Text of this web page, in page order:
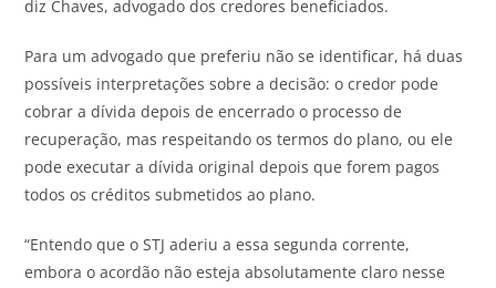
diz Chaves, advogado dos credores beneficiados.
Para um advogado que preferiu não se identificar, há duas
possíveis interpretações sobre a decisão: o credor pode
cobrar a dívida depois de encerrado o processo de
recuperação, mas respeitando os termos do plano, ou ele
pode executar a dívida original depois que forem pagos
todos os créditos submetidos ao plano.
“Entendo que o STJ aderiu a essa segunda corrente,
embora o acordão não esteja absolutamente claro nesse